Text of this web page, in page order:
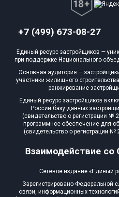
+7 (499) 673-08-27
Взаимодействие
Единый ресурс застройщиков —
при поддержке Национального
Основная аудитория —
участники жилищного
ранжирование
Единый ресурс застройщиков
России базу данных
(свидетельство о регистрации №
программное обеспечение для
(свидетельство о регистрации №
Сетевое издание «Единый
Зарегистрировано Федеральной
связи, информационных